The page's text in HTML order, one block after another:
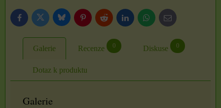
FacebookTwitter BlueskyPinterestReddit LinkedInWhatsApp
E-
mail
Galerie Recenze 0 Diskuse 0
Dotaz k produktu
Galerie